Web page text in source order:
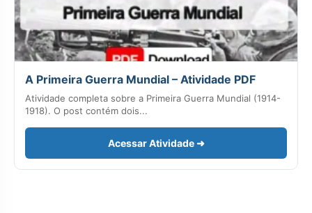
A Primeira Guerra Mundial – Atividade PDF
Atividade completa sobre a Primeira Guerra Mundial (1914-
1918). O post contém dois...
Acessar Atividade ➜